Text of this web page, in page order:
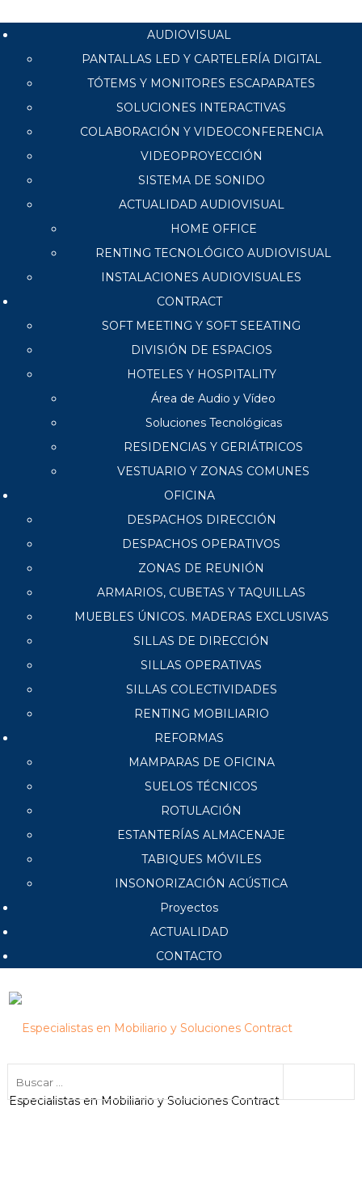
AUDIOVISUAL
PANTALLAS LED Y CARTELERÍA DIGITAL
TÓTEMS Y MONITORES ESCAPARATES
SOLUCIONES INTERACTIVAS
COLABORACIÓN Y VIDEOCONFERENCIA
VIDEOPROYECCIÓN
SISTEMA DE SONIDO
ACTUALIDAD AUDIOVISUAL
HOME OFFICE
RENTING TECNOLÓGICO AUDIOVISUAL
INSTALACIONES AUDIOVISUALES
CONTRACT
SOFT MEETING Y SOFT SEEATING
DIVISIÓN DE ESPACIOS
HOTELES Y HOSPITALITY
Área de Audio y Vídeo
Soluciones Tecnológicas
RESIDENCIAS Y GERIÁTRICOS
VESTUARIO Y ZONAS COMUNES
OFICINA
DESPACHOS DIRECCIÓN
DESPACHOS OPERATIVOS
ZONAS DE REUNIÓN
ARMARIOS, CUBETAS Y TAQUILLAS
MUEBLES ÚNICOS. MADERAS EXCLUSIVAS
SILLAS DE DIRECCIÓN
SILLAS OPERATIVAS
SILLAS COLECTIVIDADES
RENTING MOBILIARIO
REFORMAS
MAMPARAS DE OFICINA
SUELOS TÉCNICOS
ROTULACIÓN
ESTANTERÍAS ALMACENAJE
TABIQUES MÓVILES
INSONORIZACIÓN ACÚSTICA
Proyectos
ACTUALIDAD
CONTACTO
Especialistas en Mobiliario y Soluciones Contract